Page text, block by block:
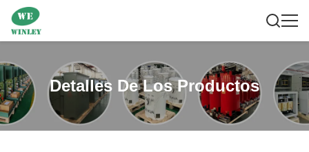
Detalles De Los Productos